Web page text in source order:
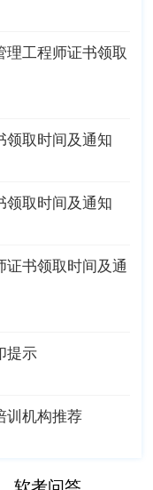
理工程师证书领取
领取时间及通知
领取时间及通知
证书领取时间及通
提示
训机构推荐